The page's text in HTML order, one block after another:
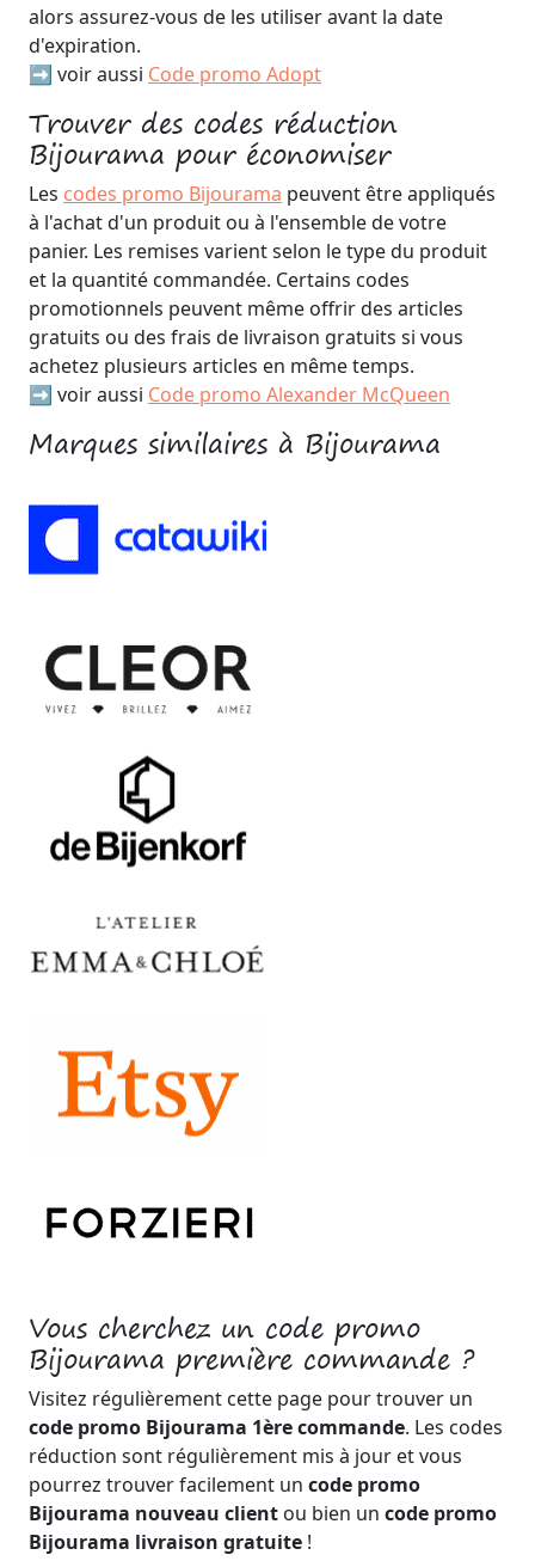
alors assurez-vous de les utiliser avant la date
d'expiration.
➡️ voir aussi Code promo Adopt
Trouver des codes réduction
Bijourama pour économiser
Les codes promo Bijourama peuvent être appliqués
à l'achat d'un produit ou à l'ensemble de votre
panier. Les remises varient selon le type du produit
et la quantité commandée. Certains codes
promotionnels peuvent même offrir des articles
gratuits ou des frais de livraison gratuits si vous
achetez plusieurs articles en même temps.
➡️ voir aussi Code promo Alexander McQueen
Marques similaires à Bijourama
Vous cherchez un code promo
Bijourama première commande ?
Visitez régulièrement cette page pour trouver un
code promo Bijourama 1ère commande. Les codes
réduction sont régulièrement mis à jour et vous
pourrez trouver facilement un code promo
Bijourama nouveau client ou bien un code promo
Bijourama livraison gratuite !